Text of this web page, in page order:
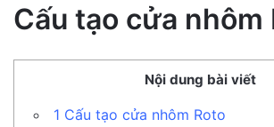
Cấu tạo cửa nhôm
Nội dung bài viết
1 Cấu tạo cửa nhôm Roto